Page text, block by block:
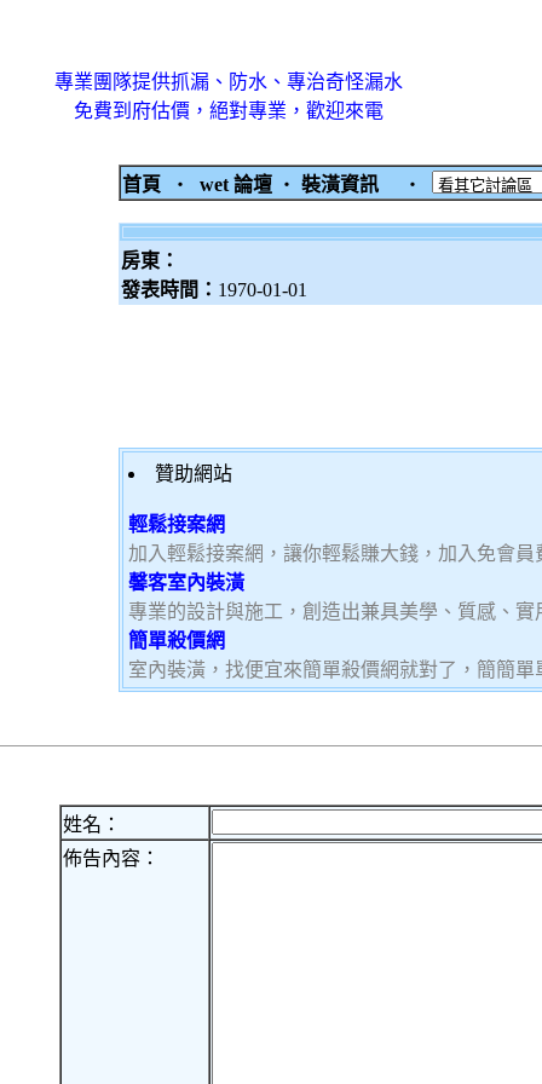
專業團隊提供抓漏、防水、專治奇怪漏水
免費到府估價，絕對專業，歡迎來電
首頁 ‧ wet 論壇 ‧ 裝潢資訊 ‧
房東：
發表時間： 1970-01-01
贊助網站
輕鬆接案網
加入輕鬆接案網，讓你輕鬆賺大錢，加入免會
馨客室內裝潢
專業的設計與施工，創造出兼具美學、質感、實
簡單殺價網
室內裝潢，找便宜來簡單殺價網就對了，簡簡
姓名：
佈告內容：